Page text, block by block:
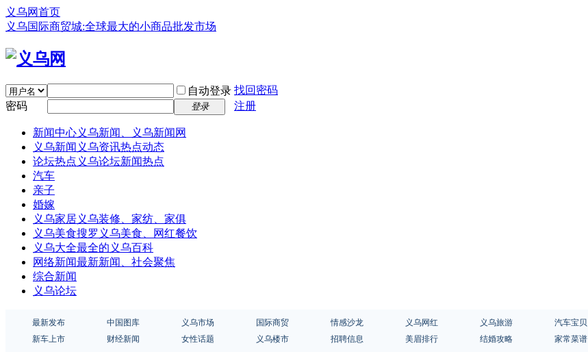
义乌网首页
义乌国际商贸城:全球最大的小商品批发市场
自动登录 找回密码
密码
登录 注册
新闻中心义乌新闻、义乌新闻网
义乌新闻 义乌资讯热点动态
论坛热点 义乌论坛新闻热点
汽车
亲子
婚嫁
义乌家居义乌装修、家纺、家俱
义乌美食搜罗义乌美食、网红餐饮
义乌大全最全的义乌百科
网络新闻最新新闻、社会聚焦
综合新闻
义乌论坛
最新发布 中国图库 义乌市场 国际商贸 情感沙龙 义乌网红 义乌旅游 汽车宝贝
新车上市
财经新闻 女性话题 义乌楼市 招聘信息 美眉排行 结婚攻略 家常菜谱